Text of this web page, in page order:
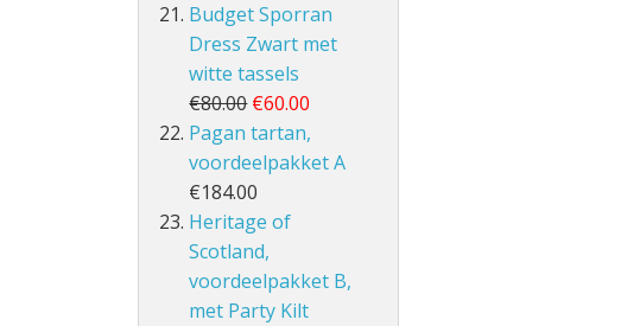
Budget Sporran
Dress Zwart met
witte tassels
€80.00 €60.00
Pagan tartan,
voordeelpakket A
€184.00
Heritage of
Scotland,
voordeelpakket B,
met Party Kilt